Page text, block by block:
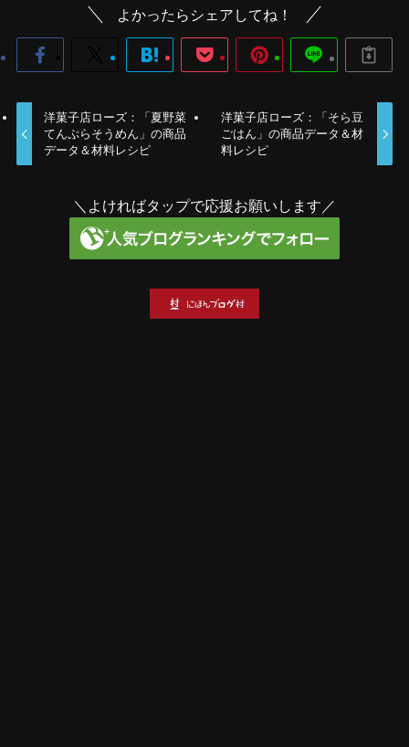
よかったらシェアしてね！
洋菓子店ローズ：「夏野菜
てんぷらそうめん」の商品
データ＆材料レシピ
洋菓子店ローズ：「そら豆
ごはん」の商品データ＆材
料レシピ
＼よければタップで応援お願いします／